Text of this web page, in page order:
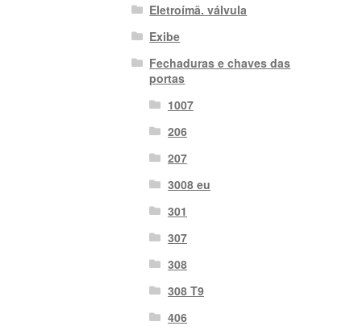
Eletroímã. válvula
Exibe
Fechaduras e chaves das
portas
1007
206
207
3008 eu
301
307
308
308 T9
406